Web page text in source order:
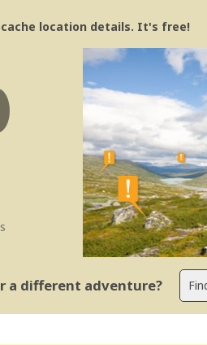
location details. It's free!
a different adventure?